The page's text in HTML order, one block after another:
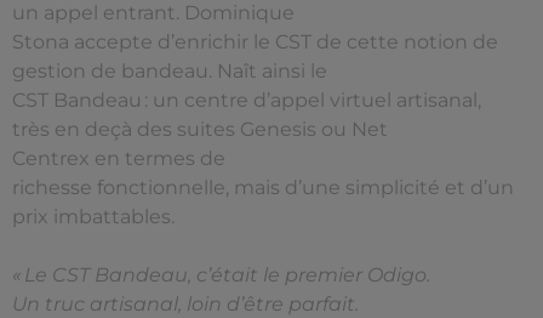
un appel entrant. Dominique
Stona accepte d’enrichir le CST de cette notion de
gestion de bandeau. Naît ainsi le
CST Bandeau : un centre d’appel virtuel artisanal,
très en deçà des suites Genesis ou Net
Centrex en termes de
richesse fonctionnelle, mais d’une simplicité et d’un
prix imbattables.
« Le CST Bandeau, c’était le premier Odigo.
Un truc artisanal, loin d’être parfait.